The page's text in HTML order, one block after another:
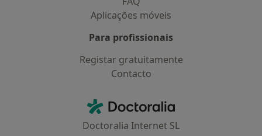
Aplicações móveis
Para profissionais
Registar gratuitamente
Contacto
Doctoralia - Homepage
Doctoralia Internet SL